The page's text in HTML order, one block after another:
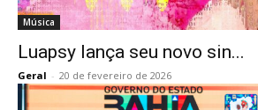
Música
Luapsy lança seu novo sin...
Geral - 20 de fevereiro de 2026